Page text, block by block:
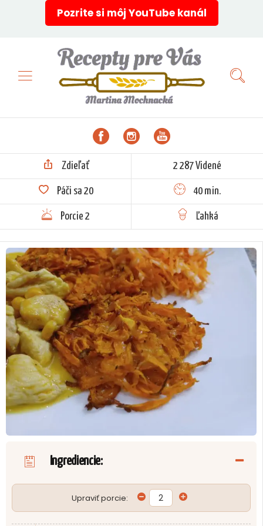
Pozrite si môj YouTube kanál
Zdieľať 2 287 Videné
Páči sa 20 40 min.
Porcie 2 Ľahká
Ingrediencie:
Upraviť porcie: